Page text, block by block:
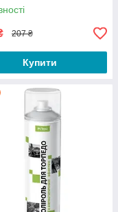
207 ₴
Купити